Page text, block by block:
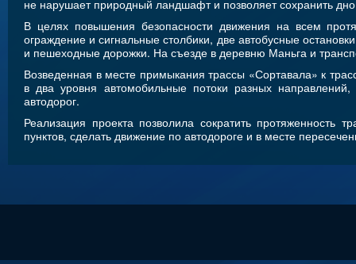
не нарушает природный ландшафт и позволяет сохранить
В целях повышения безопасности движения на всем
ограждение и сигнальные столбики, две автобусные
и пешеходные дорожки. На съезде в деревню Маньга и
Возведенная в месте примыкания трассы «Сортавала» к
в два уровня автомобильные потоки разных
автодорог.
Реализация проекта позволила сократить
пунктов, сделать движение по автодороге и в месте